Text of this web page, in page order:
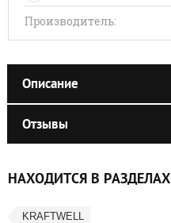
Производитель:
Описание
Отзывы
НАХОДИТСЯ В РАЗДЕЛАХ
KRAFTWELL